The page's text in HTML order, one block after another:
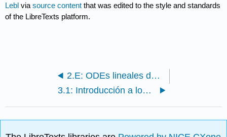
Lebl viasource content that was edited to the style and standards
of the LibreTexts platform.
2.E: ODEs lineales de orden superior (Ejercicios)
3.1: Introducción a los Sistemas de ODEs